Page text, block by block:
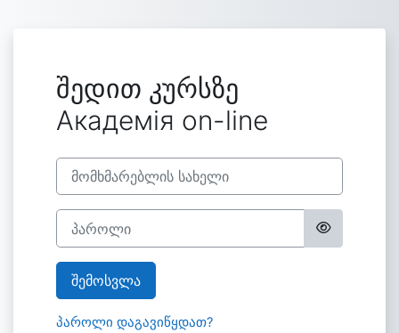
შედით კურსზე
Академія on-line
მომხმარებლის სახელი
პაროლი
შემოსვლა
პაროლი დაგავიწყდათ?